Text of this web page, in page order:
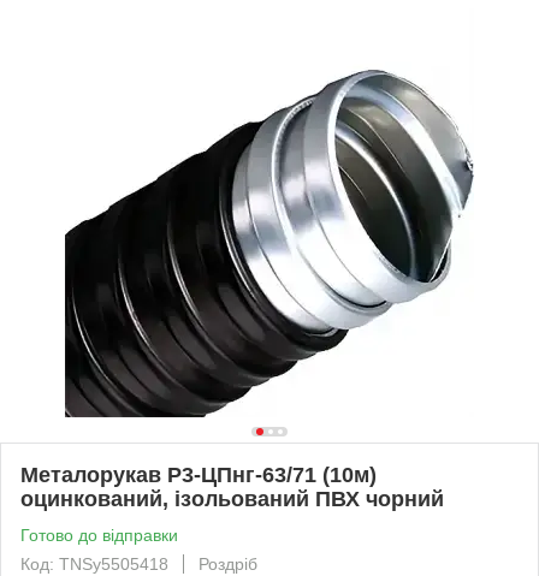
Металорукав Р3-ЦПнг-63/71 (10м)
оцинкований, ізольований ПВХ чорний
Готово до відправки
Код: TNSy5505418
Роздріб